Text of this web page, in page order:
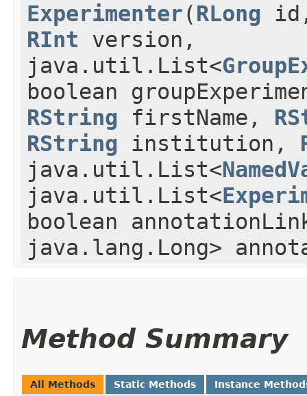
Experimenter​(RLong
RInt version,
java.util.List<
boolean
RString firstName,
RString institution,
java.util.List<
java.util.List<
boolean
java.lang.Long>
Method Summary
All Methods Static Methods Instance